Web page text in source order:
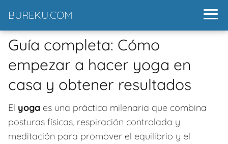
BUREKU.COM
Guía completa: Cómo
empezar a hacer yoga en
casa y obtener resultados
El yoga es una práctica milenaria que combina
posturas físicas, respiración controlada y
meditación para promover el equilibrio y el